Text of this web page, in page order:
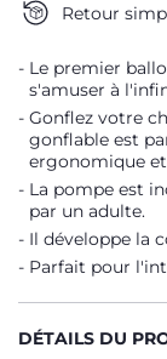
Retour
Le premier
s'amuser à
Gonflez votre
gonflable est
ergonomique
La pompe est
par un adulte.
Il développe la
Parfait pour
DÉTAILS DU